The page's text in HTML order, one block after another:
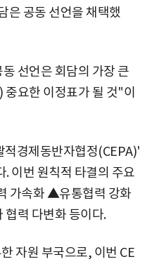
은 공동 선언을 채택했
선언은 회담의 가장 큰
중요한 이정표가 될 것"이
경제동반자협정(CEPA)'
이번 원칙적 타결의 주요
가속화 ▲유통협력 강화
력 다변화 등이다.
자원 부국으로, 이번 CE